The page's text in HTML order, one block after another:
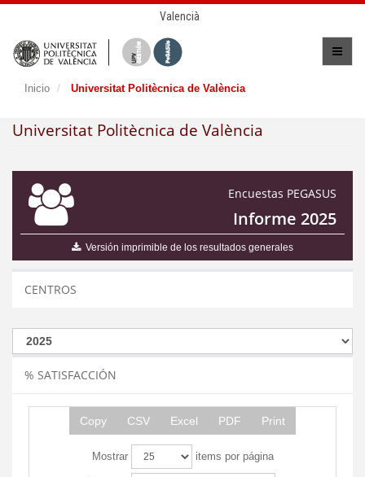
Valencià
Inicio Universitat Politècnica de València
Universitat Politècnica de València
Encuestas PEGASUS
Informe 2025
Versión imprimible de los resultados generales
CENTROS
% SATISFACCIÓN
Copy CSV Excel PDF Print
Mostrar items por página